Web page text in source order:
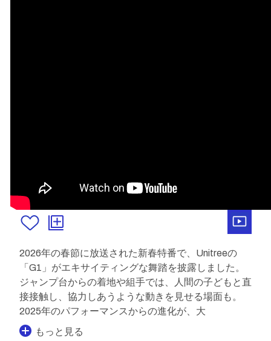
2026年の春節に放送された新春特番で、Unitreeの
「G1」がエキサイティングな舞踏を披露しました。
ジャンプ台からの着地や組手では、人間の子どもと直
接接触し、協力しあうような動きを見せる場面も。
2025年のパフォーマンスからの進化が、大
もっと見る